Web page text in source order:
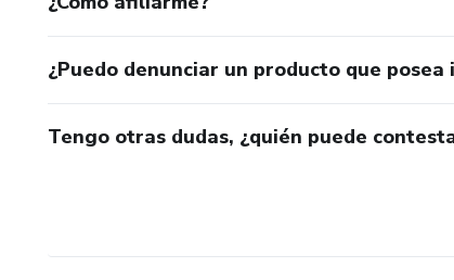
¿Puedo denunciar un producto que
Tengo otras dudas, ¿quién puede